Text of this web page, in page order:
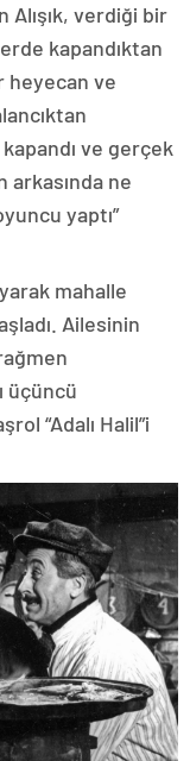
verdiği bir
kapandıktan
heyecan ve
ve gerçek
arkasında ne
yaptı”
mahalle
Ailesinin
üçüncü
“Adalı Halil”i